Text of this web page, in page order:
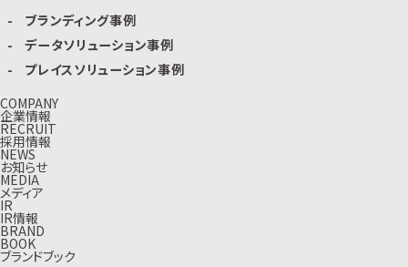
ブランディング事例
データソリューション事例
プレイスソリューション事例
COMPANY
企業情報
RECRUIT
採用情報
NEWS
お知らせ
MEDIA
メディア
IR
IR情報
BRAND
BOOK
ブランドブック